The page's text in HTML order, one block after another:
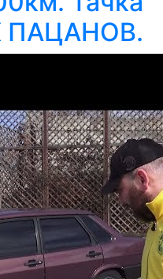
ПАЦАНОВ.